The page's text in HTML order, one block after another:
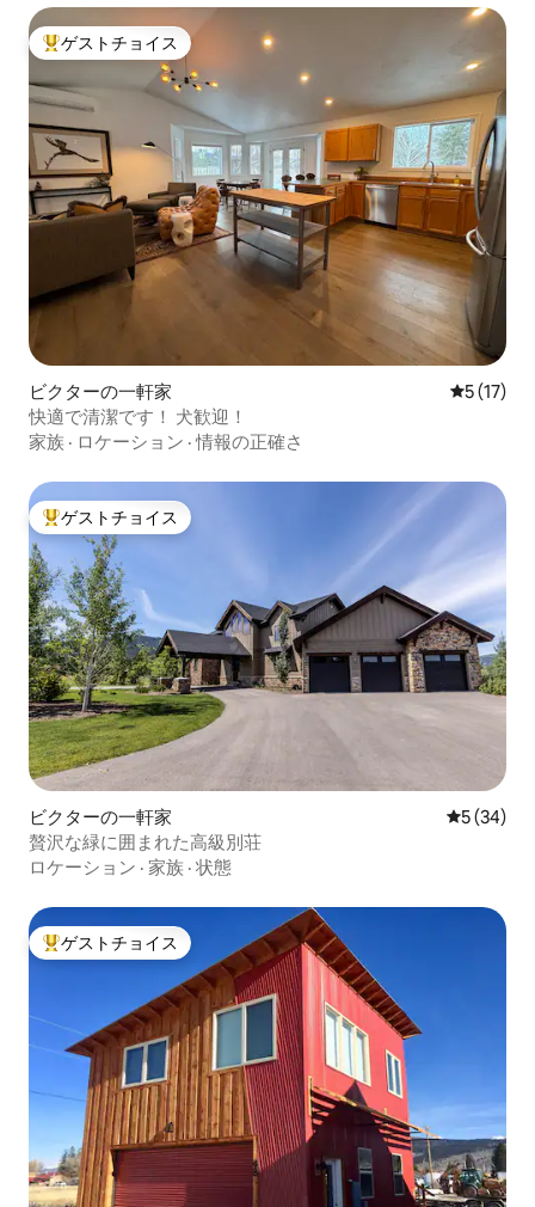
大好評のゲストチョイスです。
ゲストチョイス
ビクターの一軒家 レビュー
5 (17)
快適で清潔です！ 犬歓迎！
家族 · ロケーション ·情報の正確さ
大好評のゲストチョイスです。
ゲストチョイス
ビクターの一軒家 レビュー
5 (34)
贅沢な緑に囲まれた高級別荘
ロケーション · 家族 · 状態
大好評のゲストチョイスです。
ゲストチョイス